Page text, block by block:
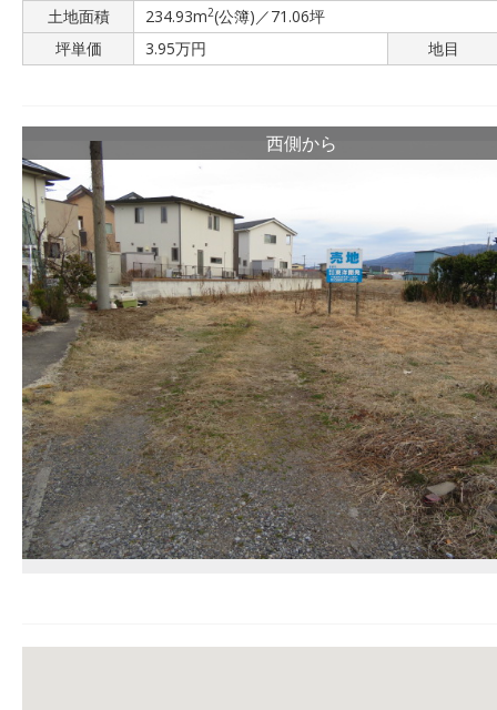
土地面積 234.93m2(公簿)／71.06坪
坪単価
3.95万円 地目
西側から